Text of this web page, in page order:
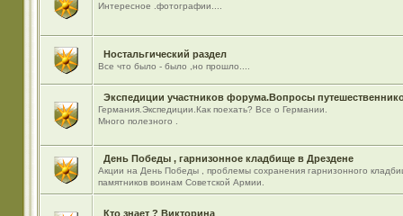
Интересное .фотографии....
Ностальгический раздел
Все что было - было ,но прошло....
Экспедиции участников форума.Вопросы
Германия.Экспедиции.Как поехать? Все о Германии.
Много полезного .
День Победы , гарнизонное кладбище в Дрездене
Акции на День Победы , проблемы сохранения гарнизонного
памятников воинам Советской Армии.
Кто знает ? Викторина